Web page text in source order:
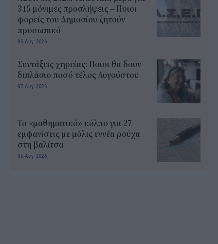
315 μόνιμες προσλήψεις – Ποιοι
φορείς του Δημοσίου ζητούν
προσωπικό
05 Αυγ 2026
Συντάξεις χηρείας: Ποιοι θα δουν
διπλάσιο ποσό τέλος Αυγούστου
07 Αυγ 2026
Το «μαθηματικό» κόλπο για 27
εμφανίσεις με μόλις εννέα ρούχα
στη βαλίτσα
05 Αυγ 2026